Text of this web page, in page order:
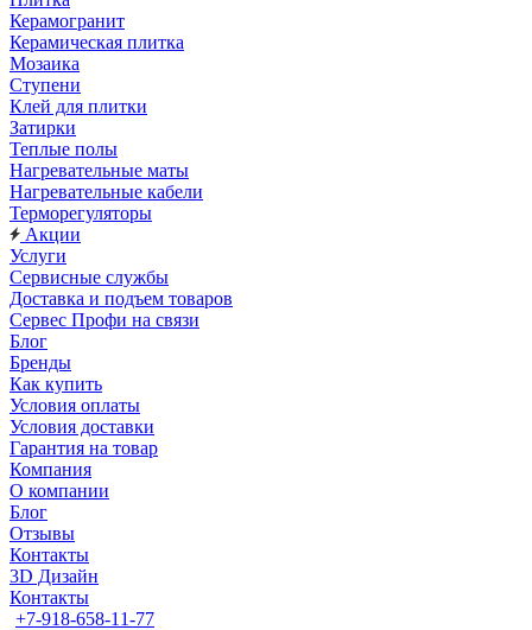
Керамогранит
Керамическая плитка
Мозаика
Ступени
Клей для плитки
Затирки
Теплые полы
Нагревательные маты
Нагревательные кабели
Терморегуляторы
Акции
Услуги
Сервисные службы
Доставка и подъем товаров
Сервес Профи на связи
Блог
Бренды
Как купить
Условия оплаты
Условия доставки
Гарантия на товар
Компания
О компании
Блог
Отзывы
Контакты
3D Дизайн
Контакты
+7-918-658-11-77